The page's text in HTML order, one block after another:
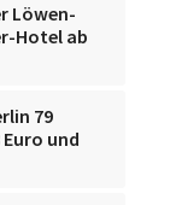
Löwen-
Hotel ab
79
und